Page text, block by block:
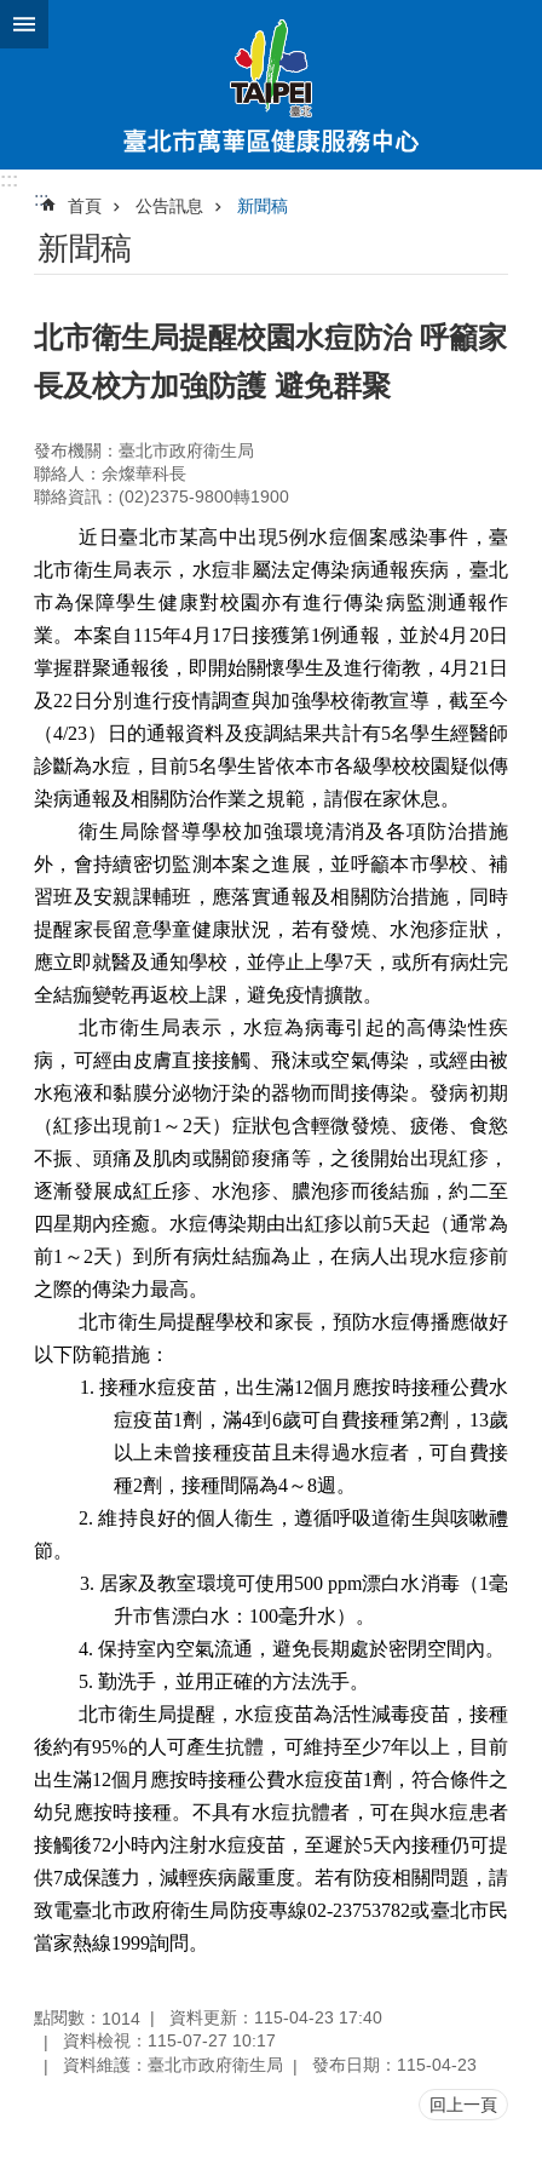
跳到主要內容區塊
:::
:::
首頁 公告訊息 新聞稿
新聞稿
北市衛生局提醒校園水痘防治 呼籲家
長及校方加強防護 避免群聚
發布機關：臺北市政府衛生局
聯絡人：余燦華科長
聯絡資訊：(02)2375-9800轉1900
近日臺北市某高中出現5例水痘個案感染事件，臺
北市衛生局表示，水痘非屬法定傳染病通報疾病，臺北
市為保障學生健康對校園亦有進行傳染病監測通報作
業。本案自 115年4 月 17日接獲第1例通報，並於4月 20日
掌握群聚通報後，即開始關懷學生及進行衛教， 4月 21 日
及 22 日分別進行疫情調查與加強學校衛教宣導，截至今
（4/23）日的通報資料及疫調結果共計有5名學生經醫師
診斷為水痘，目前5名學生皆依本市各級學校校園疑似傳
染病通報及相關防治作業之規範，請假在家休息。
衛生局除督導學校加強環境清消及各項防治措施
外，會持續密切監測本案之進展，並呼籲本市學校、補
習班及安親課輔班，應落實通報及相關防治措施，同時
提醒家長留意學童健康狀況，若有發燒、水泡疹症狀，
應立即就醫及通知學校，並停止上學7天，或所有病灶完
全結痂變乾再返校上課，避免疫情擴散。
北市衛生局表示，水痘為病毒引起的高傳染性疾
病，可經由皮膚直接接觸、飛沫或空氣傳染，或經由被
水疱液和黏膜分泌物汙染的器物而間接傳染。發病初期
（紅疹出現前1 ～ 2天）症狀包含輕微發燒、疲倦、食慾
不振、頭痛及肌肉或關節痠痛等，之後開始出現紅疹，
逐漸發展成紅丘疹、水泡疹、膿泡疹而後結痂，約二至
四星期內痊癒。水痘傳染期由出紅疹以前5天起（通常為
前1 ～ 2天）到所有病灶結痂為止，在病人出現水痘疹前
之際的傳染力最高。
北市衛生局提醒學校和家長，預防水痘傳播應做好
以下防範措施：
1.接種水痘疫苗，出生滿12個月應按時接種公費水
痘疫苗1劑，滿4到 6歲可自費接種第2劑， 13歲
以上未曾接種疫苗且未得過水痘者，可自費接
種2劑，接種間隔為4～8週。
2.維持良好的個人衞生，遵循呼吸道衛生與咳嗽禮
節。
3. 居家及教室環境可使用 500 ppm漂白水消毒（1毫
升市售漂白水： 100毫升水）。
4.保持室內空氣流通，避免長期處於密閉空間內。
5.勤洗手，並用正確的方法洗手。
北市衛生局提醒，水痘疫苗為活性減毒疫苗，接種
後約有95%的人可產生抗體，可維持至少7年以上，目前
出生滿12個月應按時接種公費水痘疫苗1劑，符合條件之
幼兒應按時接種。不具有水痘抗體者，可在與水痘患者
接觸後72小時內注射水痘疫苗，至遲於5天內接種仍可提
供7成保護力，減輕疾病嚴重度。若有防疫相關問題，請
致電臺北市政府衛生局防疫專線02-23753782或臺北市民
當家熱線1999詢問。
點閱數： 1014
資料更新：115-04-23 17:40
資料檢視：115-07-27 10:17
資料維護：臺北市政府衛生局
發布日期：115-04-23
回上一頁